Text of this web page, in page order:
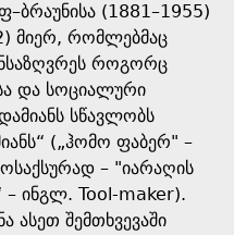
(1881–1955)
მიერ, რომლებმაც
როგორც
და სოციალური
სწავლობს
(„ჰომო ფაბერ" –
– "იარაღის
– ინგლ. Tool-maker).
ასეთ შემთხვევაში